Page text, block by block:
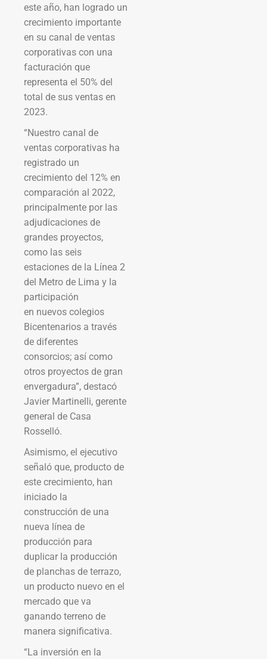
este año, han logrado un
crecimiento importante
en su canal de ventas
corporativas con una
facturación que
representa el 50% del
total de sus ventas en
2023.
“Nuestro canal de
ventas corporativas ha
registrado un
crecimiento del 12% en
comparación al 2022,
principalmente por las
adjudicaciones de
grandes proyectos,
como las seis
estaciones de la Línea 2
del Metro de Lima y la
participación
en nuevos colegios
Bicentenarios a través
de diferentes
consorcios; así como
otros proyectos de gran
envergadura”, destacó
Javier Martinelli, gerente
general de Casa
Rosselló.
Asimismo, el ejecutivo
señaló que, producto de
este crecimiento, han
iniciado la
construcción de una
nueva línea de
producción para
duplicar la producción
de planchas de terrazo,
un producto nuevo en el
mercado que va
ganando terreno de
manera significativa.
“La inversión en la